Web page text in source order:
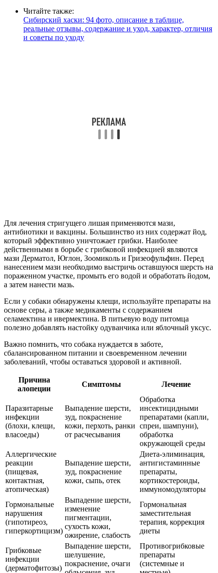
Читайте также:
Сибирский хаски: 94 фото, описание в таблице,
реальные отзывы, содержание и уход, характер, отличия
и советы по уходу
Для лечения стригущего лишая применяются мази,
антибиотики и вакцины. Большинство из них содержат йод,
который эффективно уничтожает грибки. Наиболее
действенными в борьбе с грибковой инфекцией являются
мази Дерматол, Юглон, Зоомиколь и Гризеофульфин. Перед
нанесением мази необходимо выстричь оставшуюся шерсть на
пораженном участке, промыть его водой и обработать йодом,
а затем нанести мазь.
Если у собаки обнаружены клещи, используйте препараты на
основе серы, а также медикаменты с содержанием
селамектина и ивермектина. В питьевую воду питомца
полезно добавлять настойку одуванчика или яблочный уксус.
Важно помнить, что собака нуждается в заботе,
сбалансированном питании и своевременном лечении
заболеваний, чтобы оставаться здоровой и активной.
Причина
алопеции
Симптомы Лечение
Паразитарные
инфекции
(блохи, клещи,
власоеды)
Выпадение шерсти,
зуд, покраснение
кожи, перхоть, ранки
от расчесывания
Обработка
инсектицидными
препаратами (капли,
спреи, шампуни),
обработка
окружающей среды
Аллергические
реакции
(пищевая,
контактная,
атопическая)
Выпадение шерсти,
зуд, покраснение
кожи, сыпь, отек
Диета-элиминация,
антигистаминные
препараты,
кортикостероиды,
иммуномодуляторы
Гормональные
нарушения
(гипотиреоз,
гиперкортицизм)
Выпадение шерсти,
изменение
пигментации,
сухость кожи,
ожирение, слабость
Гормональная
заместительная
терапия, коррекция
диеты
Грибковые
инфекции
(дерматофитозы)
Выпадение шерсти,
шелушение,
покраснение, очаги
Противогрибковые
препараты
(системные и